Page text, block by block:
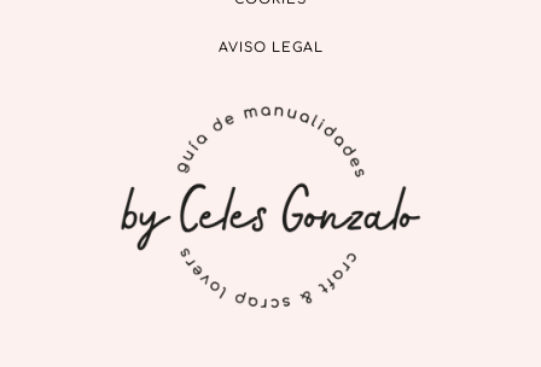
AVISO LEGAL